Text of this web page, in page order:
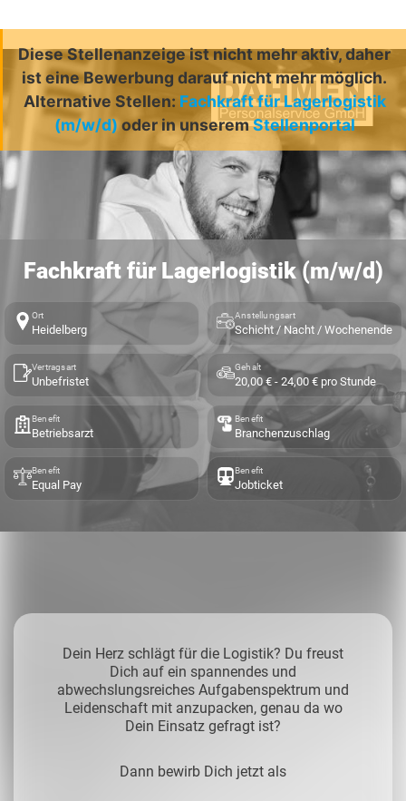
Diese Stellenanzeige ist nicht mehr aktiv, daher
ist eine Bewerbung darauf nicht mehr möglich.
Alternative Stellen: Fachkraft für Lagerlogistik
(m/w/d) oder in unseremStellenportal
Fachkraft für Lagerlogistik (m/w/d)
Ort
Heidelberg
Anstellungsart
Schicht / Nacht / Wochenende
Vertragsart
Unbefristet
Gehalt
20,00 € - 24,00 € pro Stunde
Benefit
Betriebsarzt
Benefit
Branchenzuschlag
Benefit
Equal Pay
Benefit
Jobticket
Dein Herz schlägt für die Logistik? Du freust
Dich auf ein spannendes und
abwechslungsreiches Aufgabenspektrum und
Leidenschaft mit anzupacken, genau da wo
Dein Einsatz gefragt ist?
Dann bewirb Dich jetzt als